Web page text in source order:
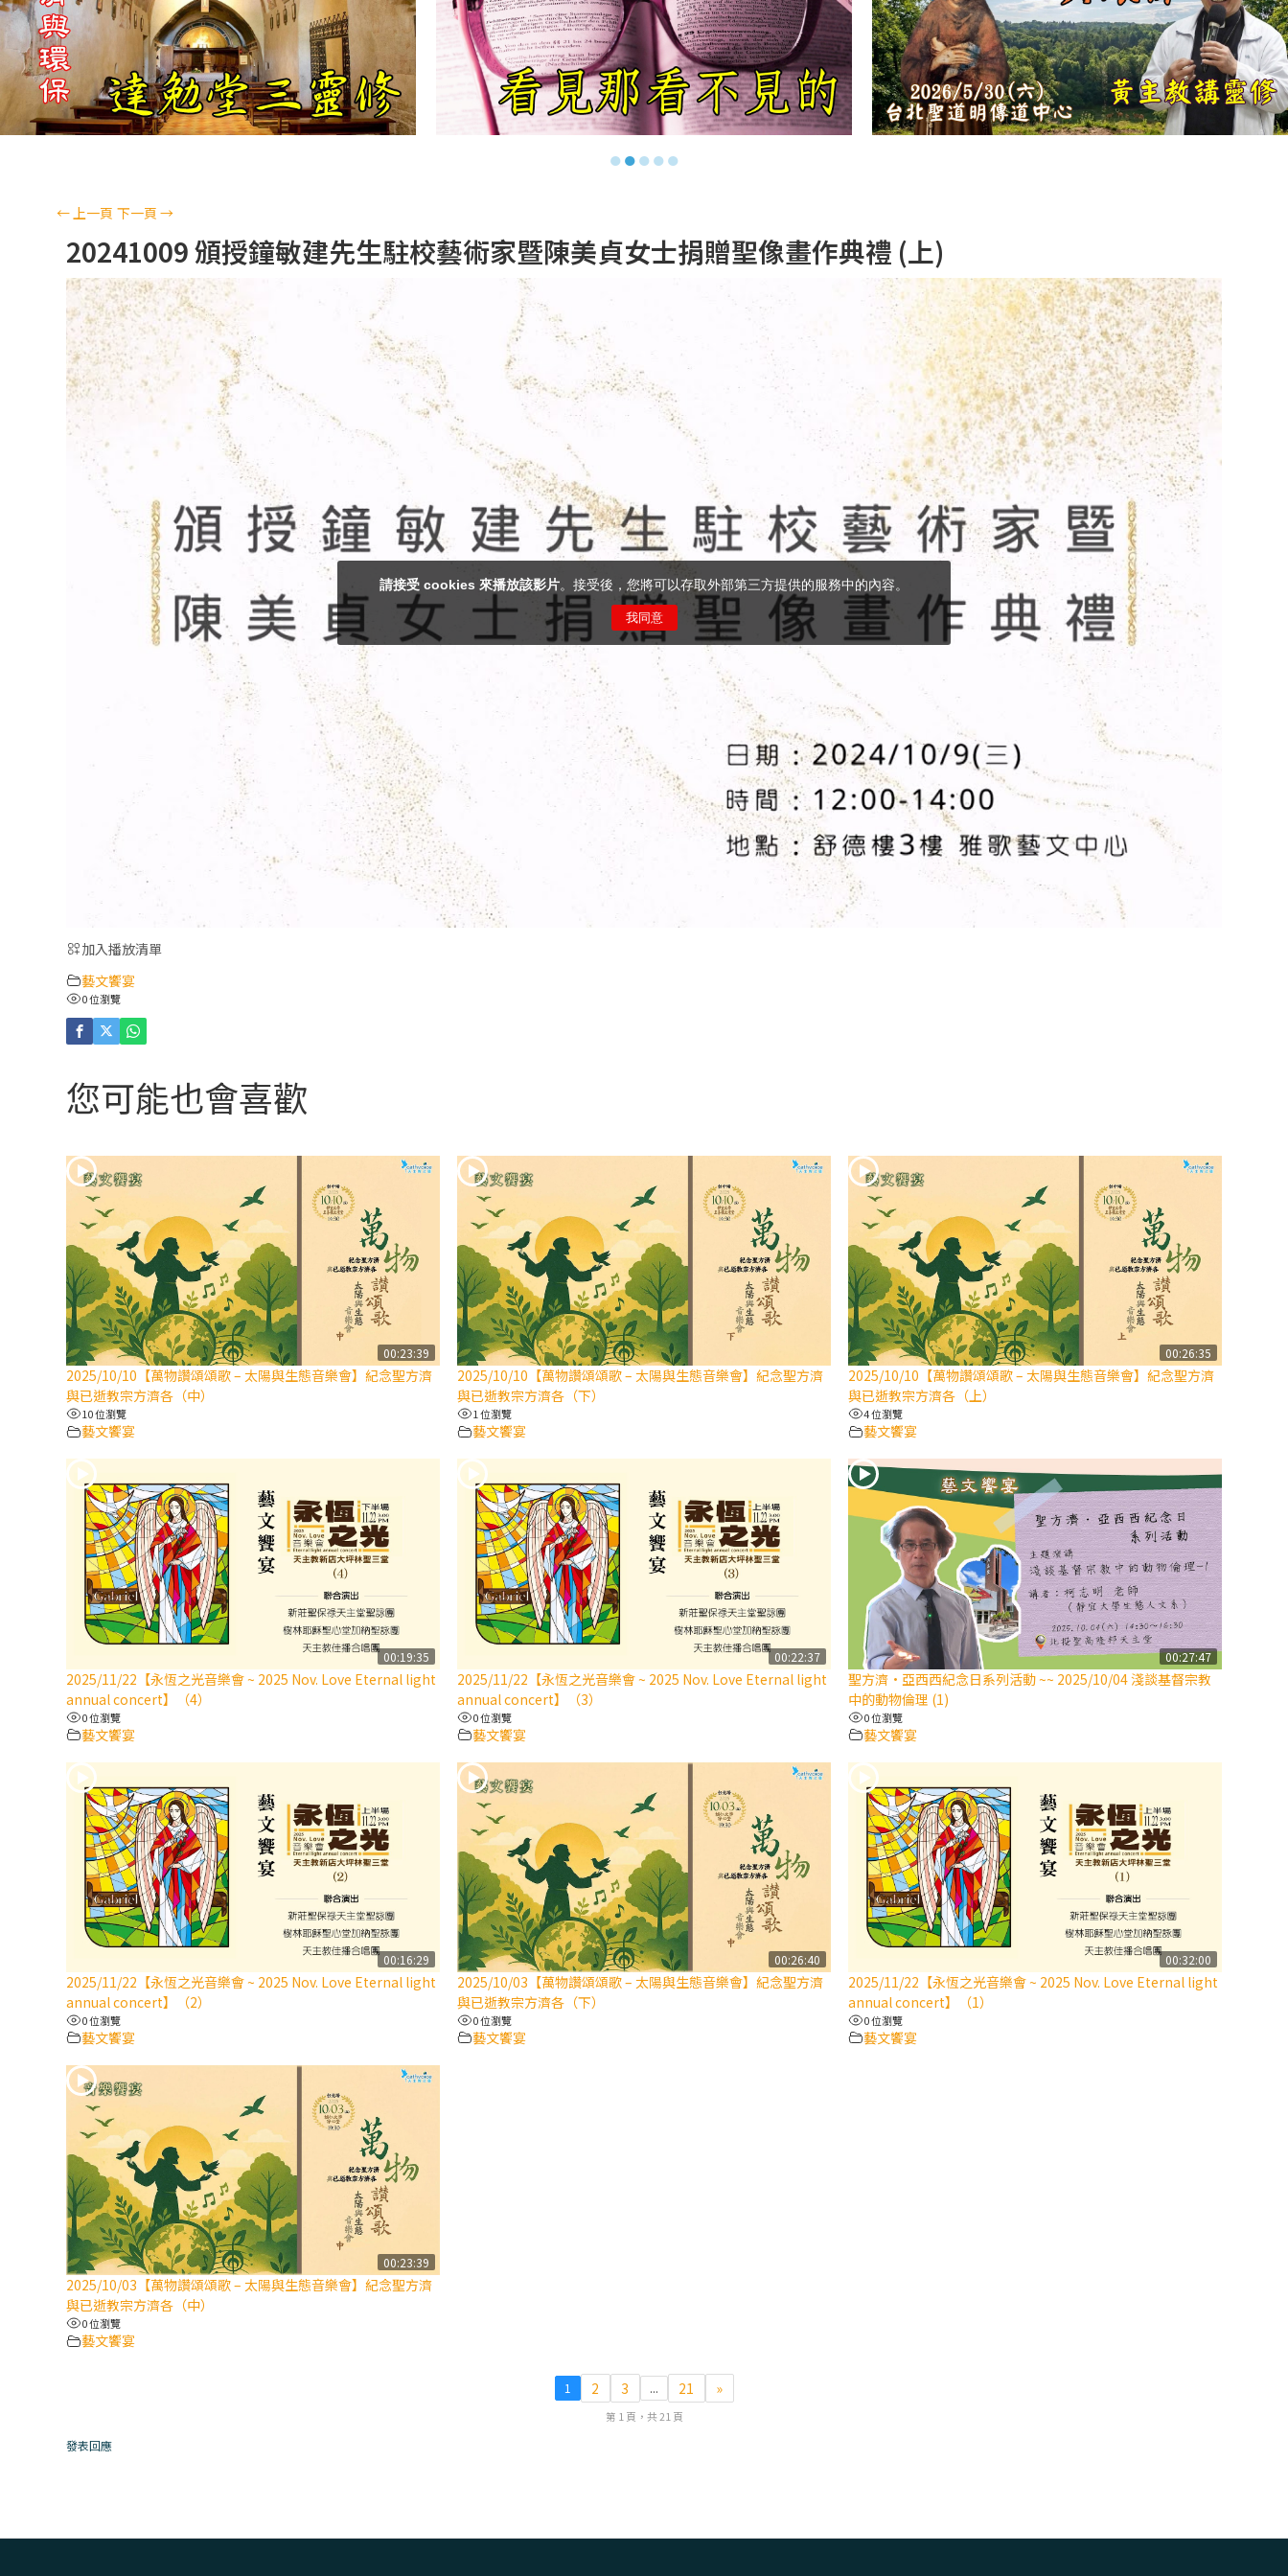
【信仰之旅】第
十二集：「聖
母、聖人」—高
樂祈 修女
【信仰之旅】第
會」—林必能神
父
【信仰之旅】第
十集：「逾越奧
蹟」— 錢玲珠老
師
(5)黃敏正主教
帶你做「四旬期
避靜」—【逾越
的智慧】：完美
的喜樂
(4)黃敏正主教
帶你做「四旬期
避靜」—【逾越
的智慧】：聖方
濟的逾越善表—
(3)黃敏正主教
帶你做「四旬期
的三大奧蹟
(2)黃敏正主教
(1)黃敏正主教帶
你做「四旬期避
的靈修，「不占
為己有」
【信仰之旅】第
八集：「耶穌為
什麼降生到人
世」—高樂祈修
物讚頌頌歌 – 太
陽與生態音樂
會】紀念聖方濟
與已逝教宗方濟
各（中）
2025/10/10【萬
物讚頌頌歌 – 太
陽與生態音樂
會】紀念聖方濟
與已逝教宗方濟
會】紀念聖方濟
與已逝教宗方濟
各（上）
(9完結)黃敏正
主教帶你做【將
臨期避靜】—匝
凱的「新生
命」：利他與內
●●●●●
← 上一頁 下一頁 →
20241009 頒授鐘敏建先生駐校藝術家暨陳美貞女士捐贈聖像畫作典禮 (上)
加入播放清單
藝文饗宴
0 位瀏覽
您可能也會喜歡
00:23:39
2025/10/10【萬物讚頌頌歌 – 太陽與生態音樂會】紀念聖方濟
與已逝教宗方濟各（中）
10 位瀏覽
藝文饗宴
2025/10/10【萬物讚頌頌歌 – 太陽與生態音樂會】紀念聖方濟
與已逝教宗方濟各（下）
1 位瀏覽
藝文饗宴
00:26:35
2025/10/10【萬物讚頌頌歌 – 太陽與生態音樂會】紀念聖方濟
與已逝教宗方濟各（上）
4 位瀏覽
藝文饗宴
00:19:35
2025/11/22【永恆之光音樂會 ~ 2025 Nov. Love Eternal light
annual concert】（4）
0 位瀏覽
藝文饗宴
00:22:37
2025/11/22【永恆之光音樂會 ~ 2025 Nov. Love Eternal light
annual concert】（3）
0 位瀏覽
藝文饗宴
00:27:47
聖方濟·亞西西紀念日系列活動 ~~ 2025/10/04 淺談基督宗教
中的動物倫理 (1)
0 位瀏覽
藝文饗宴
00:16:29
2025/11/22【永恆之光音樂會 ~ 2025 Nov. Love Eternal light
annual concert】（2）
0 位瀏覽
藝文饗宴
00:26:40
2025/10/03【萬物讚頌頌歌 – 太陽與生態音樂會】紀念聖方濟
與已逝教宗方濟各（下）
0 位瀏覽
藝文饗宴
00:32:00
2025/11/22【永恆之光音樂會 ~ 2025 Nov. Love Eternal light
annual concert】（1）
0 位瀏覽
藝文饗宴
00:23:39
2025/10/03【萬物讚頌頌歌 – 太陽與生態音樂會】紀念聖方濟
與已逝教宗方濟各（中）
0 位瀏覽
藝文饗宴
1 2 3 ... 21 »
第 1 頁，共 21 頁
發表回應